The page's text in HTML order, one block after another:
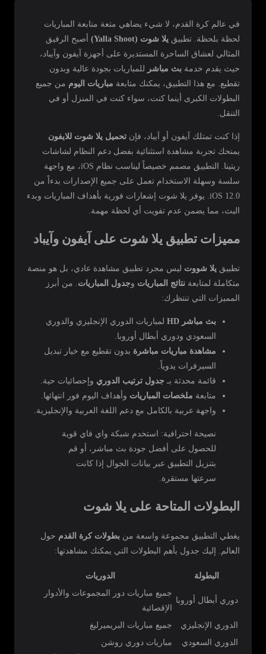
في عالم كرة القدم، لا شيء يضاهي متعة متابعة المباريات
لحظة بلحظة. تطبيق يلا شوت (Yalla Shoot)
أصبح الرفيق
المثالي لعشاق الساحرة المستديرة على أجهزة آيفون وآيباد،
حيث يقدم خدمة بث مباشر للمباريات بجودة عالية وبدون
تقطيع. مع هذا التطبيق، يمكنك متابعة مباريات اليوم من جميع
البطولات الكبرى أينما كنت، سواء كنت في المنزل أو في
التنقل.
إذا كنت تمتلك آيفون أو آيباد، فإن تحميل يلا شوت للايفون
يمنحك تجربة مشاهدة استثنائية بفضل دعم النظام لشاشات
ريتينا. التطبيق مصمم خصيصاً ليناسب نظام iOS، مع واجهة
سلسة وسهلة الاستخدام تعمل على جميع الإصدارات بدءاً من
iOS 12.0. يوفر يلا شوت إشعارات فورية بأهداف المباريات وبدء
البث، مما يضمن عدم تفويت أي لحظة مهمة.
مميزات تطبيق يلا شوت على آيفون وآيباد
تطبيق يلا شووت ليس مجرد تطبيق مشاهدة عادي، بل هو منصة
متكاملة لمتابعة نتائج المباريات وجدول المباريات . من أبرز
المميزات التي تنتظرك:
بث مباشر HD
لمباريات الدوري الإنجليزي والدوري
السعودي ودوري أبطال أوروبا.
مشاهدة مباريات مباشرة بدون تقطيع مع خيار تبديل
السيرفرات يدوياً.
قائمة محدثة بـ جدول ترتيب الدوري وإحصائيات حية.
متابعة ملخصات المباريات وأهداف اليوم فور انتهائها.
واجهة عربية بالكامل مع دعم اللغة العربية والإنجليزية.
نصيحة احترافية: استخدم شبكة واي فاي قوية
للحصول على أفضل جودة بث مباشر، أو قم
بتنزيل التطبيق عبر بيانات الجوال إذا كانت
سرعتها مستقرة.
البطولات المتاحة على يلا شوت
يغطي التطبيق مجموعة واسعة من بطولات كرة القدم حول
العالم. إليك جدول بأهم البطولات التي يمكنك مشاهدتها:
البطولة الدوريات
دوري أبطال أوروبا
جميع مباريات دور المجموعات والأدوار
الإقصائية
الدوري الإنجليزي
جميع مباريات البريميرليغ
الدوري السعودي
مباريات دوري روشن